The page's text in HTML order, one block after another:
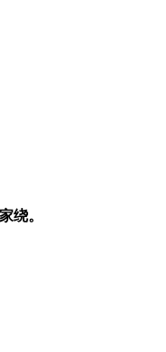
绕。